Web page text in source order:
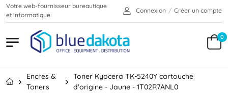
Votre web-fournisseur bureautique
et informatique.
Connexion / Créer un compte
0
Encres &
Toners
Toner Kyocera TK-5240Y cartouche
d'origine - Jaune - 1T02R7ANL0